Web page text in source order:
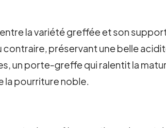
la variété greffée et son
préservant une belle
un porte-greffe qui ralentit la
la pourriture noble.